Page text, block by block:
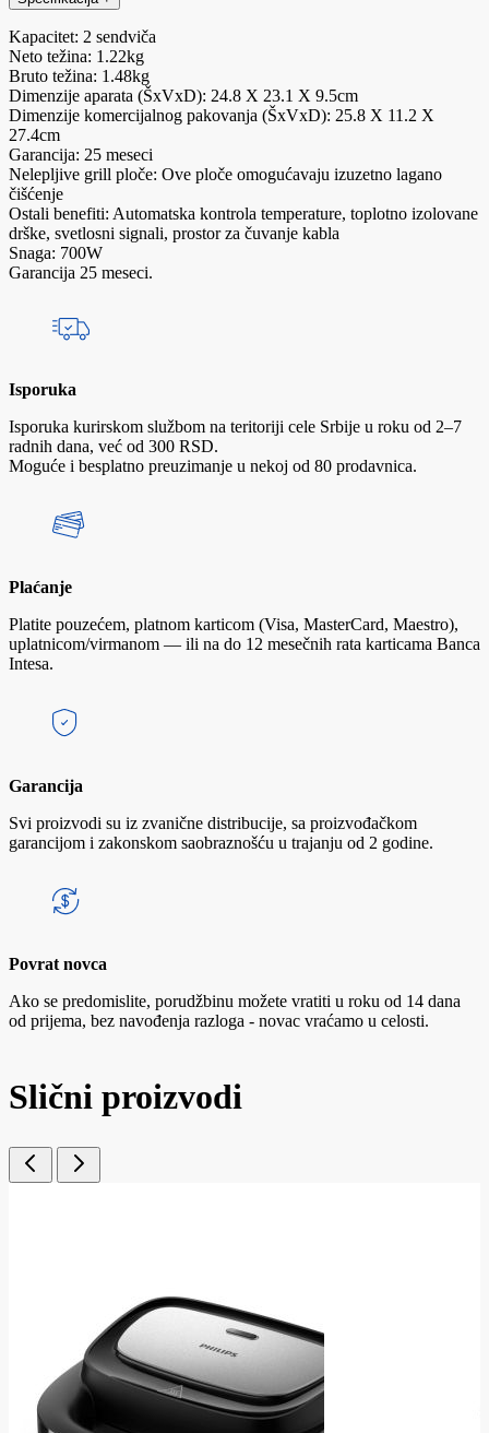
Kapacitet: 2 sendviča
Neto težina: 1.22kg
Bruto težina: 1.48kg
Dimenzije aparata (ŠxVxD): 24.8 X 23.1 X 9.5cm
Dimenzije komercijalnog pakovanja (ŠxVxD): 25.8 X 11.2 X
27.4cm
Garancija: 25 meseci
Nelepljive grill ploče: Ove ploče omogućavaju izuzetno lagano
čišćenje
Ostali benefiti: Automatska kontrola temperature, toplotno izolovane
drške, svetlosni signali, prostor za čuvanje kabla
Snaga: 700W
Garancija 25 meseci.
Isporuka
Isporuka kurirskom službom na teritoriji cele Srbije u roku od 2–7
radnih dana, već od 300 RSD.
Moguće i besplatno preuzimanje u nekoj od 80 prodavnica.
Plaćanje
Platite pouzećem, platnom karticom (Visa, MasterCard, Maestro),
uplatnicom/virmanom — ili na do 12 mesečnih rata karticama Banca
Intesa.
Garancija
Svi proizvodi su iz zvanične distribucije, sa proizvođačkom
garancijom i zakonskom saobraznošću u trajanju od 2 godine.
Povrat novca
Ako se predomislite, porudžbinu možete vratiti u roku od 14 dana
od prijema, bez navođenja razloga - novac vraćamo u celosti.
Slični proizvodi